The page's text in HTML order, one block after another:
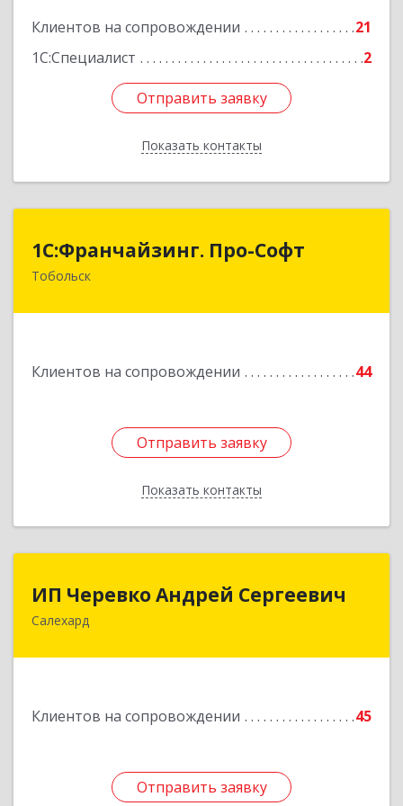
Клиентов на сопровождении
21
1С:Специалист
2
Отправить заявку
Показать контакты
Подробнее
Отправить заявку
Назад
1С:Франчайзинг. Про-Софт
Тобольск
Клиентов на сопровождении 44
Отправить заявку
Показать контакты
1С:Франчайзинг. Про-Софт
626150, Тюменская обл, Тобольск г, Малая
Отправить заявку
Назад
ИП Черевко Андрей Сергеевич
Салехард
Клиентов на сопровождении 45
Отправить заявку
ИП Черевко Андрей Сергеевич
629003, Ямало-Ненецкий АО, Салехард г,
Отправить заявку